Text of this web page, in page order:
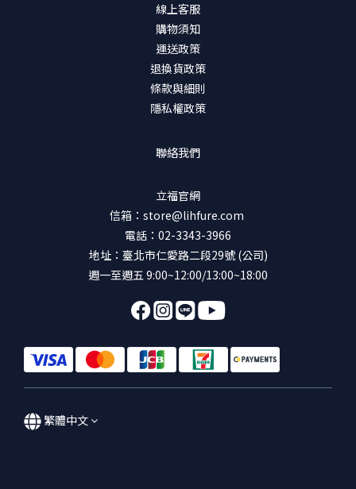
線上客服
購物須知
運送政策
退換貨政策
條款與細則
隱私權政策
聯絡我們
立福官網
信箱：store@lihfure.com
電話：02-3343-3966
地址：臺北市仁愛路二段29號 (公司)
週一至週五 9:00~12:00/13:00~18:00
繁體中文